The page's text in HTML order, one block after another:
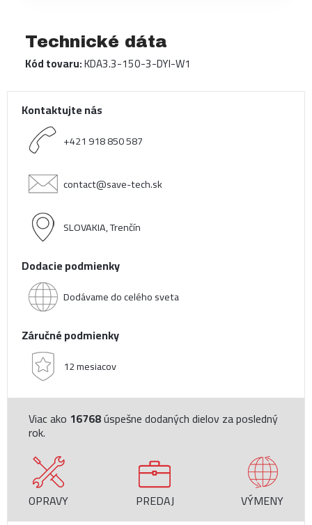
Technické dáta
Kód tovaru:KDA3.3-150-3-DYI-W1
Kontaktujte nás
+421 918 850 587
contact@save-tech.sk
SLOVAKIA, Trenčín
Dodacie podmienky
Dodávame do celého sveta
Záručné podmienky
12 mesiacov
Viac ako 16768úspešne dodaných dielov za posledný
rok.
OPRAVY PREDAJ
VÝMENY